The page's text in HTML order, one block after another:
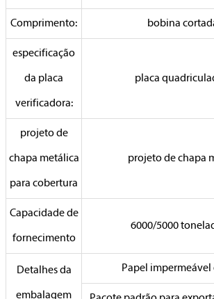
Comprimento: bobina
especificação
da placa
verificadora:
placa
projeto de
chapa metálica
para cobertura
projeto de chapa
Capacidade de
fornecimento
6000/5000
Detalhes da
embalagem
Papel impermeável